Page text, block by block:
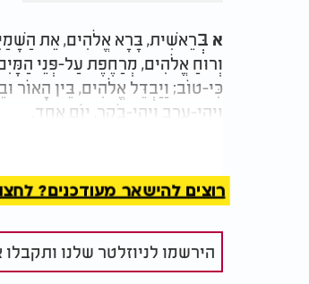
א בְּרֵאשִׁית, בָּרָא אֱלֹהִים, אֵת
וְרוּחַ אֱלֹהִים, מְרַחֶפֶת עַל-פְּנֵי
כִּי-טוֹב; וַיַּבְדֵּל אֱלֹהִים, בֵּין הָאוֹר
וַיְהִי-עֶרֶב וַיְהִי-בֹקֶר, יוֹם אֶחָד.
רוצים להישאר מעודכנים? לחצו
הירשמו לניוזלטר שלנו